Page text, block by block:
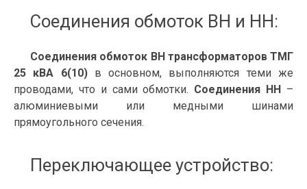
Соединения обмоток ВН и НН:
Соединения обмоток ВН трансформаторов ТМГ
25 кВА 6(10)в основном, выполняются теми же
проводами, что и сами обмотки. Соединения НН
–
алюминиевыми или медными шинами
прямоугольного сечения.
Переключающее устройство: